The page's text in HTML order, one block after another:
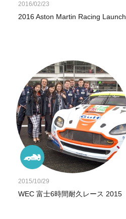
2016/02/23
2016 Aston Martin Racing Launch
2015/10/29
WEC 富士6時間耐久レース 2015